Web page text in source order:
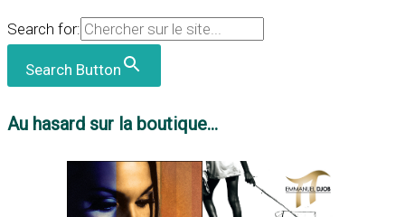
Search for:
Search Button
Au hasard sur la boutique...